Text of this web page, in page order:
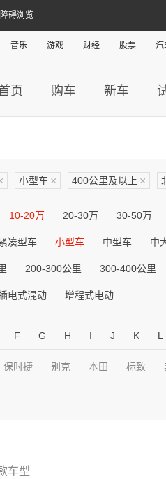
碍浏览
音乐 游戏 财经 股票 汽
页 购车 新车
小型车 × 400公里及以上 ×
10-20万 20-30万 30-50万
凑型车 小型车 中型车 中
200-300公里 300-400公里
电式混动 增程式电动
F G H I J K L
保时捷 别克 本田 标致
车型